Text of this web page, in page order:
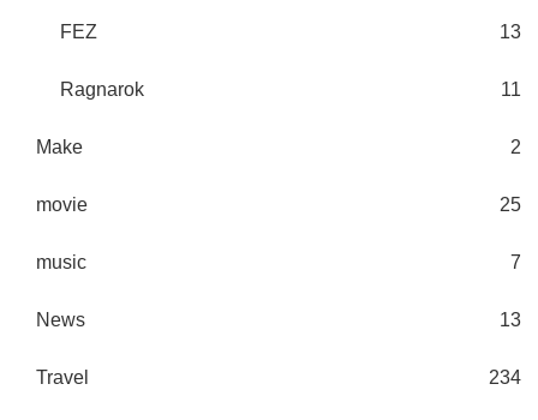
FEZ 13
Ragnarok 11
Make 2
movie 25
music 7
News 13
Travel 234